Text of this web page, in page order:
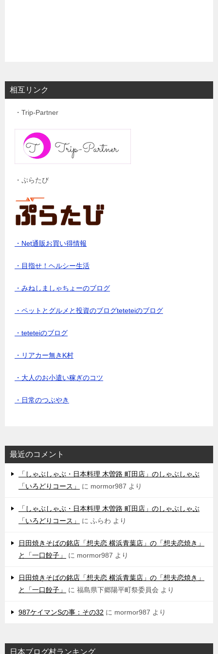
相互リンク
・Trip-Partner
・ぷらたび
・Net通販お買い得情報
・目指せ！ヘルシー生活
・みねしましゃちょーのブログ
・ペットとグルメと投資のブログteteteiのブログ
・teteteiのブログ
・リアカー無きK村
・大人のお小遣い稼ぎのコツ
・日常のつぶやき
最近のコメント
「しゃぶしゃぶ・日本料理 木曽路 町田店」のしゃぶしゃぶ
「いろどりコース」
に mormor987 より
「しゃぶしゃぶ・日本料理 木曽路 町田店」のしゃぶしゃぶ
「いろどりコース」
に ふらわ より
日田焼きそばの銘店「想夫恋 横浜青葉店」の「想夫恋焼き」
と「一口餃子」
に mormor987 より
日田焼きそばの銘店「想夫恋 横浜青葉店」の「想夫恋焼き」
と「一口餃子」
に 福島県下郷陽平町祭委員会 より
987ケイマンSの事：その32 に mormor987 より
日本ブログ村ランキング